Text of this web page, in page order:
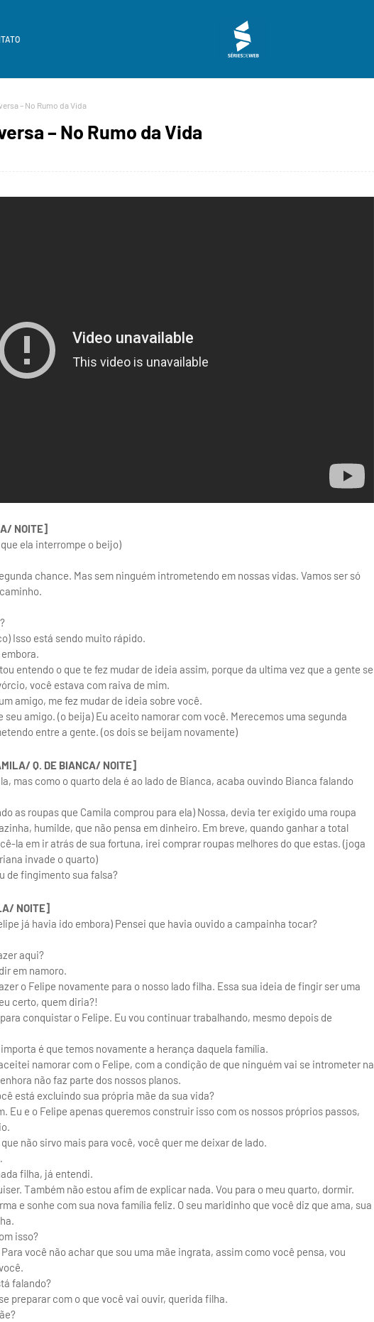
– No Rumo da Vida
– No Rumo da Vida
NOITE]
ela interrompe o beijo)
chance. Mas sem ninguém intrometendo em nossas vidas. Vamos ser só
Isso está sendo muito rápido.
entendo o que te fez mudar de ideia assim, porque da ultima vez que a gente se
você estava com raiva de mim.
amigo, me fez mudar de ideia sobre você.
seu amigo. (o beija) Eu aceito namorar com você. Merecemos uma segunda
entre a gente. (os dois se beijam novamente)
Q. DE BIANCA/ NOITE]
mas como o quarto dela é ao lado de Bianca, acaba ouvindo Bianca falando
as roupas que Camila comprou para ela) Nossa, devia ter exigido uma roupa
humilde, que não pensa em dinheiro. Em breve, quando ganhar a total
la em ir atrás de sua fortuna, irei comprar roupas melhores do que estas. (joga
invade o quarto)
de fingimento sua falsa?
NOITE]
já havia ido embora) Pensei que havia ouvido a campainha tocar?
aqui?
em namoro.
o Felipe novamente para o nosso lado filha. Essa sua ideia de fingir ser uma
certo, quem diria?!
conquistar o Felipe. Eu vou continuar trabalhando, mesmo depois de
é que temos novamente a herança daquela família.
namorar com o Felipe, com a condição de que ninguém vai se intrometer na
não faz parte dos nossos planos.
está excluindo sua própria mãe da sua vida?
Eu e o Felipe apenas queremos construir isso com os nossos próprios passos,
não sirvo mais para você, você quer me deixar de lado.
filha, já entendi.
Também não estou afim de explicar nada. Vou para o meu quarto, dormir.
e sonhe com sua nova família feliz. O seu maridinho que você diz que ama, sua
isso?
você não achar que sou uma mãe ingrata, assim como você pensa, vou
falando?
preparar com o que você vai ouvir, querida filha.